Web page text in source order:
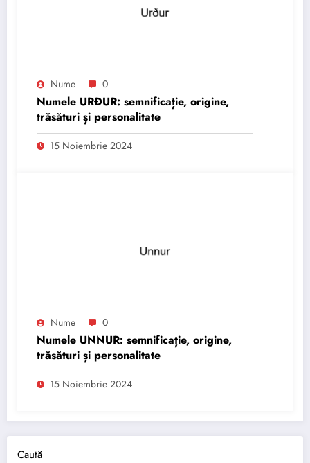
Nume 0
Numele URÐUR: semnificație, origine,
trăsături și personalitate
15 Noiembrie 2024
Nume 0
Numele UNNUR: semnificație, origine,
trăsături și personalitate
15 Noiembrie 2024
Caută